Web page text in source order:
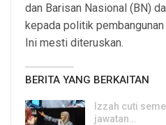
dan Barisan Nasional (BN)
kepada politik
Ini mesti diteruskan.
BERITA YANG BERKAITAN
Izzah cuti
jawatan…